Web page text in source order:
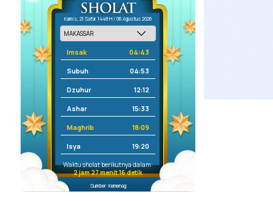
Kamis, 21 Safar 1448 H / 06 Agustus 2026
Imsak 04:43
Subuh 04:53
Dzuhur 12:12
Ashar 15:33
Maghrib 18:09
Isya 19:20
Waktu sholat berikutnya dalam:
2 jam 27 menit 16 detik
Sumber: Kemenag